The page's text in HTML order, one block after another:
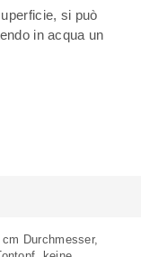
si può
in acqua un
Durchmesser,